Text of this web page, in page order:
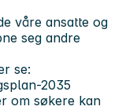
våre ansatte og
seg andre
se:
2035
om søkere kan